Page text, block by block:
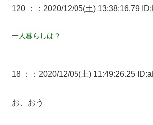
120 ： ：2020/12/05(土) 13:38:16.79
一人暮らしは？
18 ： ：2020/12/05(土) 11:49:26.25
お、おう